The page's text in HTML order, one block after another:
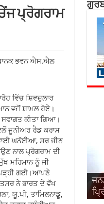
ਪ੍ਰੋਗਰਾਮ
ਭਵਨ ਐਸ.ਐਲ
ਵਿੱਚ ਸ਼ਿਵਦੁਲਾਰ
ਵਜੋਂ ਸ਼ਾਮਲ ਹੋਏ।
ਕੀਤਾ ਗਿਆ।
ਜੂਨੀਅਰ ਰੈਡ ਕਰਾਸ
ਘਨੱਈਆ, ਸਰ ਜੀਨ
ਨਾਲ ਪ੍ਰੋਗਰਾਮ ਦੀ
ਮਹਿਮਾਨ ਨੂੰ ਜੀ
ਗਈ।ਆਪਣੇ
ਨੇ ਭਾਰਤ ਦੇ ਵੱਖ
ਯੂ.ਪੀ, ਤਾਮਿਲਨਾਡੂ,